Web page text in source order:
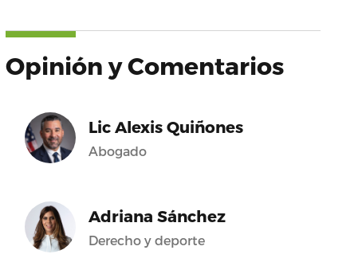
Opinión y Comentarios
Lic Alexis Quiñones
Abogado
Adriana Sánchez
Derecho y deporte